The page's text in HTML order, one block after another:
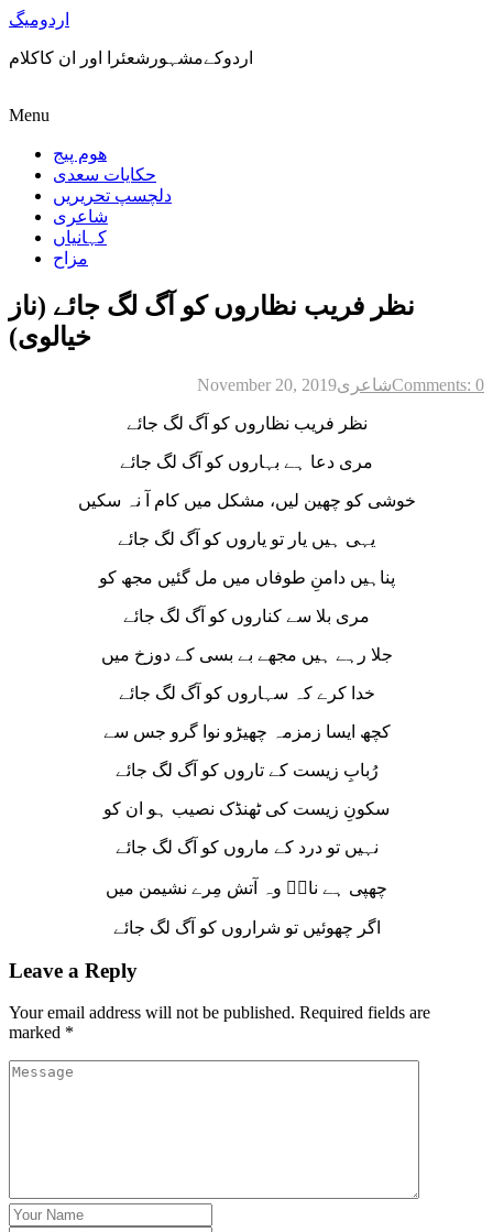
اردومیگ
اردوکےمشہورشعئرا اور ان کاکلام
Menu
ھوم پیج
حکایات سعدی
دلچسپ تحریریں
شاعری
کہانیاں
مزاح
نظر فریب نظاروں کو آگ لگ جائے (ناز
خیالوی)
November 20, 2019شاعریComments: 0
نظر فریب نظاروں کو آگ لگ جائے
مری دعا ہے بہاروں کو آگ لگ جائے
خوشی کو چھین لیں، مشکل میں کام آ نہ سکیں
یہی ہیں یار تو یاروں کو آگ لگ جائے
پناہیں دامنِ طوفاں میں مل گئیں مجھ کو
مری بلا سے کناروں کو آگ لگ جائے
جلا رہے ہیں مجھے بے بسی کے دوزخ میں
خدا کرے کہ سہاروں کو آگ لگ جائے
کچھ ایسا زمزمہ چھیڑو نوا گرو جس سے
رُبابِ زیست کے تاروں کو آگ لگ جائے
سکونِ زیست کی ٹھنڈک نصیب ہو ان کو
نہیں تو درد کے ماروں کو آگ لگ جائے
چھپی ہے نازؔ وہ آتش مِرے نشیمن میں
اگر چھوئیں تو شراروں کو آگ لگ جائے
Leave a Reply
Your email address will not be published. Required fields are
marked *